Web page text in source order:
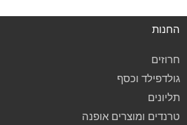
החנות
חרוזים
גולדפילד וכסף
תליונים
טרנדים ומוצרים אופנה